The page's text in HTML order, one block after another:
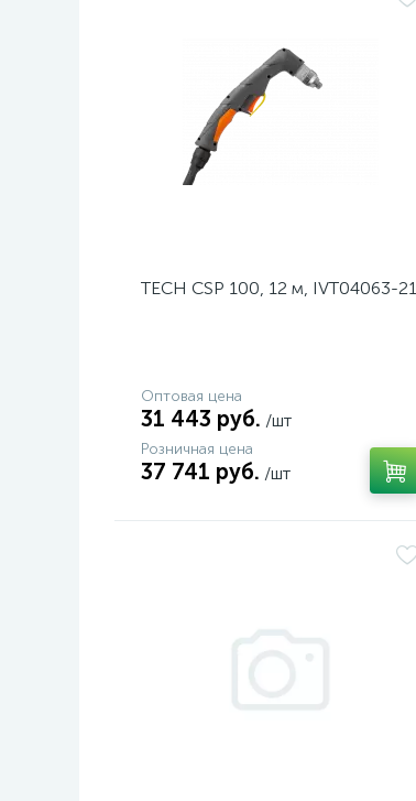
TECH CSP 100, 12 м, IVT04063-21
Оптовая цена
31 443 руб. /шт
Розничная цена
37 741 руб. /шт